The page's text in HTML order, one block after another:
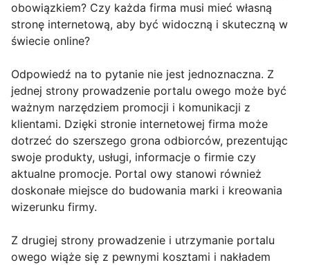
obowiązkiem? Czy każda firma musi mieć własną
stronę internetową, aby być widoczną i skuteczną w
świecie online?
Odpowiedź na to pytanie nie jest jednoznaczna. Z
jednej strony prowadzenie portalu owego może być
ważnym narzędziem promocji i komunikacji z
klientami. Dzięki stronie internetowej firma może
dotrzeć do szerszego grona odbiorców, prezentując
swoje produkty, usługi, informacje o firmie czy
aktualne promocje. Portal owy stanowi również
doskonałe miejsce do budowania marki i kreowania
wizerunku firmy.
Z drugiej strony prowadzenie i utrzymanie portalu
owego wiąże się z pewnymi kosztami i nakładem